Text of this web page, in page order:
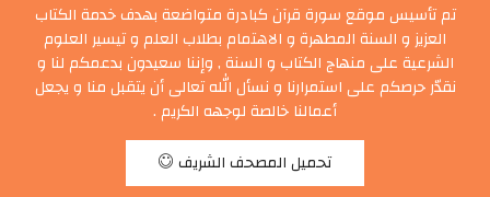
تم تأسيس موقع سورة قرآن كبادرة متواضعة بهدف خدمة الكتاب
العزيز و السنة المطهرة و الاهتمام بطلاب العلم و تيسير العلوم
الشرعية على منهاج الكتاب و السنة , وإننا سعيدون بدعمكم لنا و
نقدّر حرصكم على استمرارنا و نسأل الله تعالى أن يتقبل منا و يجعل
أعمالنا خالصة لوجهه الكريم .
تحميل المصحف الشريف